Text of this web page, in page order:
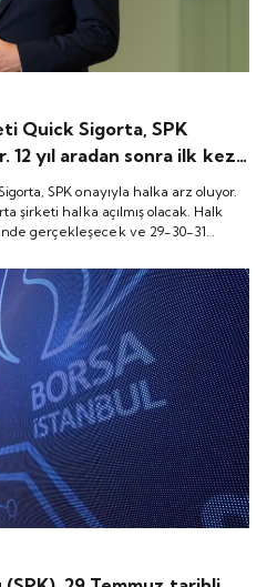
Quick Sigorta, SPK
12 yıl aradan sonra ilk kez
olacak. Halk arz,
gerçekleşecek ve
talep
başlayacak.
SPK onayıyla halka arz oluyor.
şirketi halka açılmış olacak. Halk
gerçekleşecek ve 29-30-31
görmeye başlayacak.